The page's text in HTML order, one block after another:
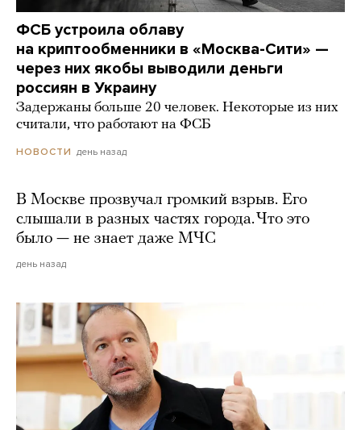
ФСБ устроила облаву
на криптообменники в «Москва-Сити» —
через них якобы выводили деньги
россиян в Украину
Задержаны больше 20 человек. Некоторые из них
считали, что работают на ФСБ
НОВОСТИ день назад
В Москве прозвучал громкий взрыв. Его
слышали в разных частях города. Что это
было — не знает даже МЧС
день назад